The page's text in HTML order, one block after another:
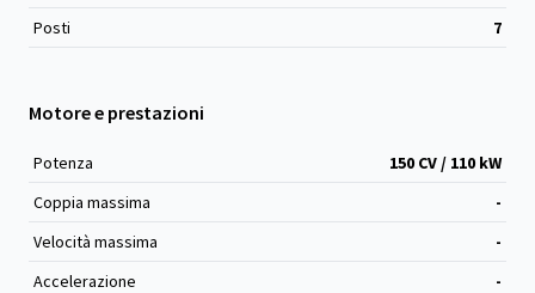
Posti
7
Motore e prestazioni
Potenza
150 CV / 110 kW
Coppia massima
-
Velocità massima
-
Accelerazione
-